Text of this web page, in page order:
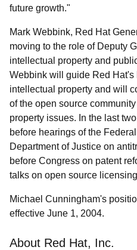
future growth."
Mark Webbink, Red Hat
moving to the role of Deputy
intellectual property and
Webbink will guide Red
intellectual property and will
of the open source
property issues. In the last
before hearings of the
Department of Justice on
before Congress on patent
talks on open source
Michael Cunningham's
effective June 1, 2004.
About Red Hat, Inc.